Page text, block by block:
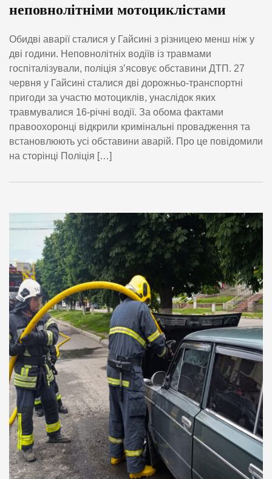
неповнолітніми мотоциклістами
Обидві аварії сталися у Гайсині з різницею менш ніж у
дві години. Неповнолітніх водіїв із травмами
госпіталізували, поліція з’ясовує обставини ДТП. 27
червня у Гайсині сталися дві дорожньо-транспортні
пригоди за участю мотоциклів, унаслідок яких
травмувалися 16-річні водії. За обома фактами
правоохоронці відкрили кримінальні провадження та
встановлюють усі обставини аварій. Про це повідомили
на сторінці Поліція […]